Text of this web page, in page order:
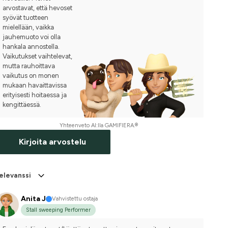
arvostavat, että hevoset
syövät tuotteen
mielellään, vaikka
jauhemuoto voi olla
hankala annostella.
Vaikutukset vaihtelevat,
mutta rauhoittava
vaikutus on monen
mukaan havaittavissa
erityisesti hoitaessa ja
kengittäessä.
Yhteenveto AI:lla GAMIFIERA.®
Kirjoita arvostelu
Anita J
Vahvistettu ostaja
Stall sweeping Performer